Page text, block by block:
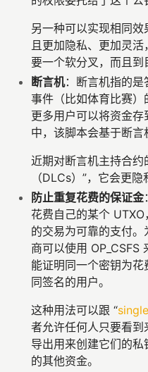
另一种可以实现相同效
且更加隐私、更加灵
要一个软分叉，而且到
断言机：断言机指的是
事件（比如体育比赛
更多用户可以将资金存
中，该脚本会基于断言
近期对断言机主持合约
（DLCs）”，它会更
防止重复花费的保证金
花费自己的某个
的交易为可靠的支付
商可以使用 OP_CSFS
能证明同一个密钥为
同签名的用户。
这种用法可以跟 “
者允许任何人只要看
导出用来创建它们的
的其他资金。